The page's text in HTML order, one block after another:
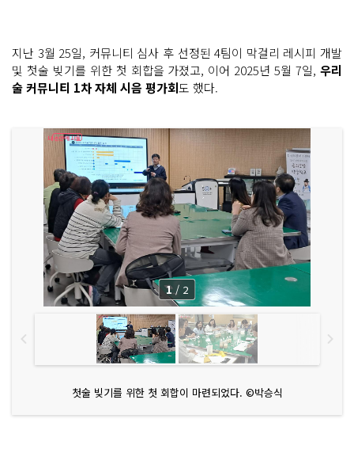
지난 3월 25일, 커뮤니티 심사 후 선정된 4팀이 막걸리 레시피 개발
및 첫술 빚기를 위한 첫 회합을 가졌고, 이어 2025년 5월 7일, 우리
술 커뮤니티 1차 자체 시음 평가회도 했다.
첫술 빚기를 위한 첫 회합이 마련되었다. ©박승식
1 / 2